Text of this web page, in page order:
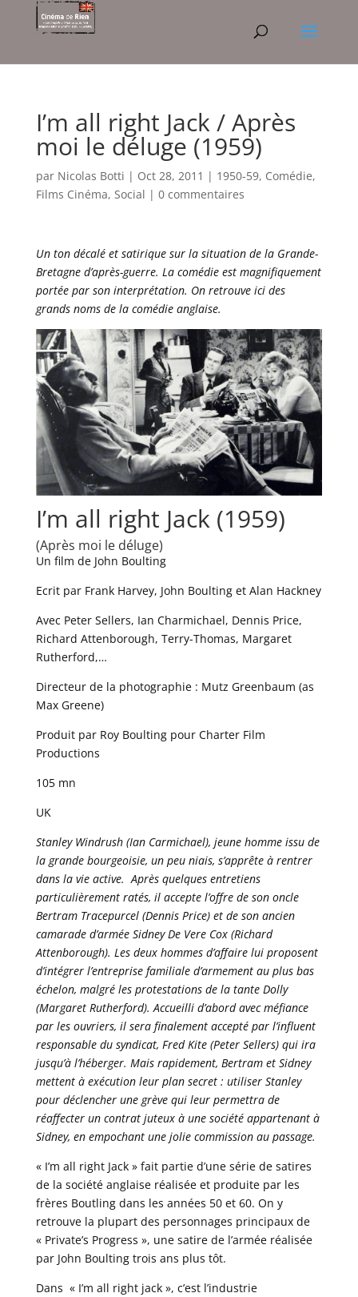
I’m all right Jack / Après
moi le déluge (1959)
par Nicolas Botti | Oct 28, 2011 | 1950-59, Comédie,
Films Cinéma, Social | 0 commentaires
Un ton décalé et satirique sur la situation de la Grande-
Bretagne d’après-guerre. La comédie est magnifiquement
portée par son interprétation. On retrouve ici des
grands noms de la comédie anglaise.
I’m all right Jack (1959)
(Après moi le déluge)
Un film de John Boulting
Ecrit par Frank Harvey, John Boulting et Alan Hackney
Avec Peter Sellers, Ian Charmichael, Dennis Price,
Richard Attenborough, Terry-Thomas, Margaret
Rutherford,…
Directeur de la photographie : Mutz Greenbaum (as
Max Greene)
Produit par Roy Boulting pour Charter Film
Productions
105 mn
UK
Stanley Windrush (Ian Carmichael), jeune homme issu de
la grande bourgeoisie, un peu niais, s’apprête à rentrer
dans la vie active. Après quelques entretiens
particulièrement ratés, il accepte l’offre de son oncle
Bertram Tracepurcel (Dennis Price) et de son ancien
camarade d’armée Sidney De Vere Cox (Richard
Attenborough). Les deux hommes d’affaire lui proposent
d’intégrer l’entreprise familiale d’armement au plus bas
échelon, malgré les protestations de la tante Dolly
(Margaret Rutherford). Accueilli d’abord avec méfiance
par les ouvriers, il sera finalement accepté par l’influent
responsable du syndicat, Fred Kite (Peter Sellers) qui ira
jusqu’à l’héberger. Mais rapidement, Bertram et Sidney
mettent à exécution leur plan secret : utiliser Stanley
pour déclencher une grève qui leur permettra de
réaffecter un contrat juteux à une société appartenant à
Sidney, en empochant une jolie commission au passage.
« I’m all right Jack » fait partie d’une série de satires
de la société anglaise réalisée et produite par les
frères Boutling dans les années 50 et 60. On y
retrouve la plupart des personnages principaux de
« Private’s Progress », une satire de l’armée réalisée
par John Boulting trois ans plus tôt.
Dans « I’m all right jack », c’est l’industrie